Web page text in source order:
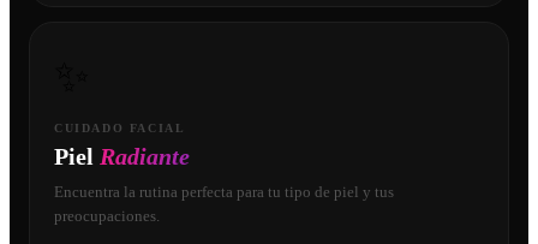
CUIDADO FACIAL
Piel Radiante
Encuentra la rutina perfecta para tu tipo de piel y tus
preocupaciones.